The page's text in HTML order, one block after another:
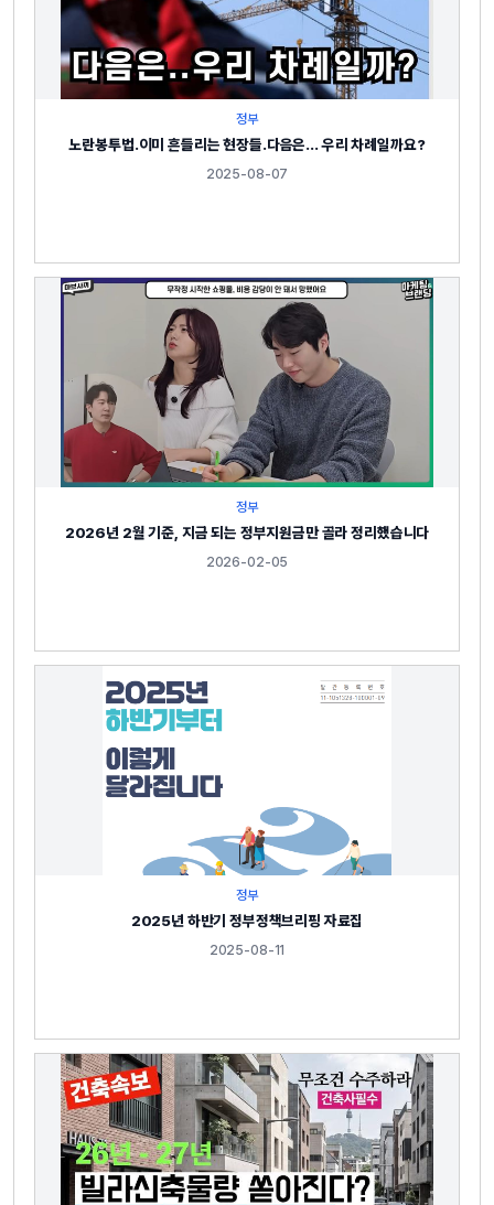
정부
노란봉투법.이미 흔들리는 현장들.다음은… 우리 차례일까요?
2025-08-07
정부
2026년 2월 기준, 지금 되는 정부지원금만 골라 정리했습니다
2026-02-05
정부
2025년 하반기 정부정책브리핑 자료집
2025-08-11